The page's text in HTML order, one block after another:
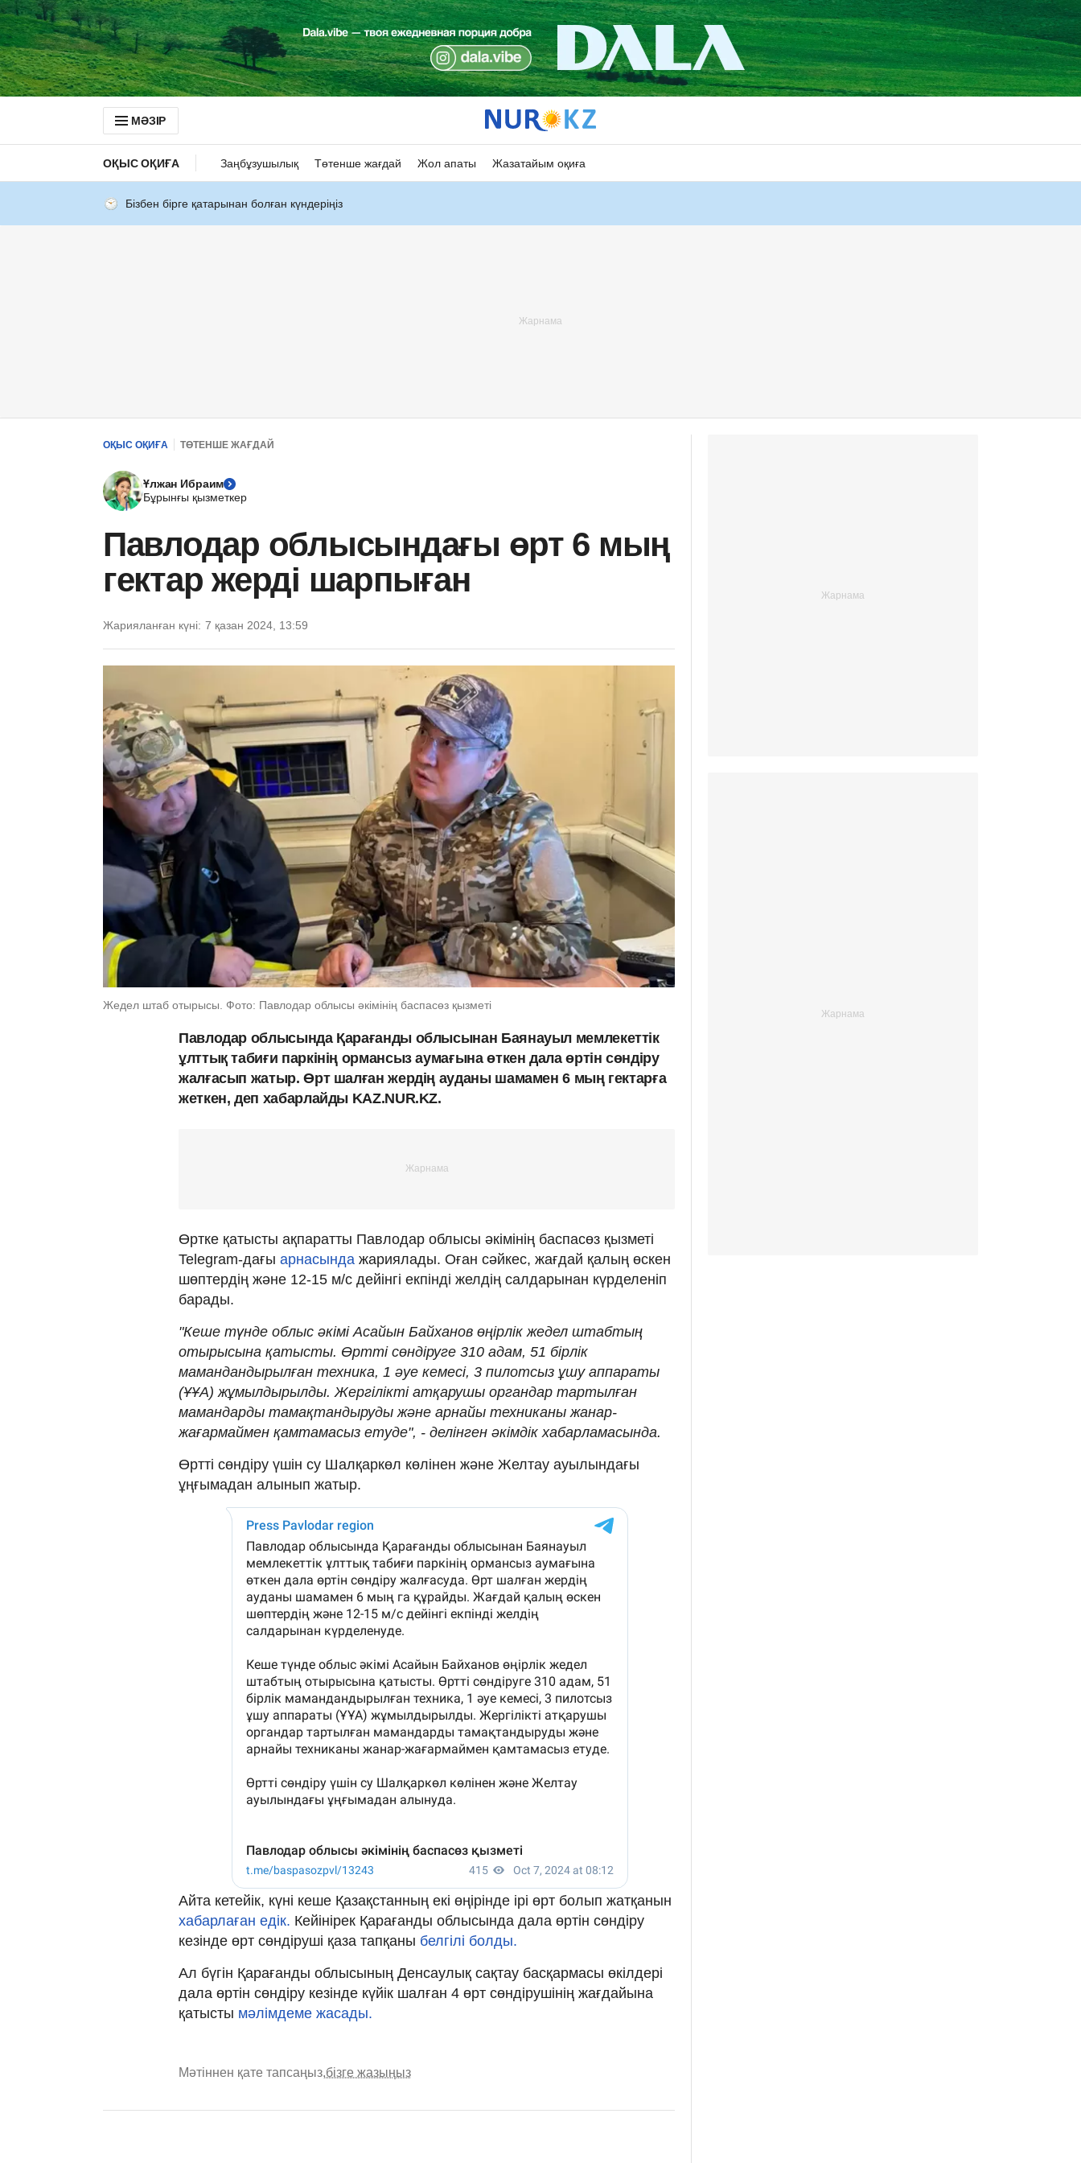
МӘЗІР
ОҚЫС ОҚИҒА Заңбұзушылық Төтенше жағдай Жол апаты Жазатайым оқиға
Бізбен бірге қатарынан болған күндеріңіз
ОҚЫС ОҚИҒА ТӨТЕНШЕ ЖАҒДАЙ
Ұлжан Ибраим
Бұрынғы қызметкер
Павлодар облысындағы өрт 6 мың
гектар жерді шарпыған
Жарияланған күні: 7 қазан 2024, 13:59
Жедел штаб отырысы. Фото: Павлодар облысы әкімінің баспасөз қызметі
Павлодар облысында Қарағанды облысынан Баянауыл мемлекеттік
ұлттық табиғи паркінің ормансыз аумағына өткен дала өртін сөндіру
жалғасып жатыр. Өрт шалған жердің ауданы шамамен 6 мың гектарға
жеткен, деп хабарлайды KAZ.NUR.KZ.
Өртке қатысты ақпаратты Павлодар облысы әкімінің баспасөз қызметі
Telegram-дағы арнасында жариялады. Оған сәйкес, жағдай қалың өскен
шөптердің және 12-15 м/с дейінгі екпінді желдің салдарынан күрделеніп
барады.
"Кеше түнде облыс әкімі Асайын Байханов өңірлік жедел штабтың
отырысына қатысты. Өртті сөндіруге 310 адам, 51 бірлік
мамандандырылған техника, 1 әуе кемесі, 3 пилотсыз ұшу аппараты
(ҰҰА) жұмылдырылды. Жергілікті атқарушы органдар тартылған
мамандарды тамақтандыруды және арнайы техниканы жанар-
жағармаймен қамтамасыз етуде", - делінген әкімдік хабарламасында.
Өртті сөндіру үшін су Шалқаркөл көлінен және Желтау ауылындағы
ұңғымадан алынып жатыр.
Айта кетейік, күні кеше Қазақстанның екі өңірінде ірі өрт болып жатқанын
хабарлаған едік. Кейінірек Қарағанды облысында дала өртін сөндіру
кезінде өрт сөндіруші қаза тапқаны белгілі болды.
Ал бүгін Қарағанды облысының Денсаулық сақтау басқармасы өкілдері
дала өртін сөндіру кезінде күйік шалған 4 өрт сөндірушінің жағдайына
қатысты мәлімдеме жасады.
Мәтіннен қате тапсаңыз,бізге жазыңыз